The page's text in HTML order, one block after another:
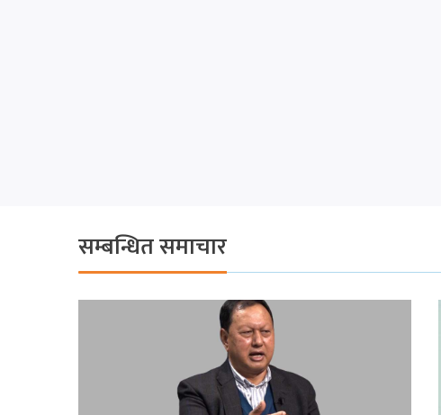
सम्बन्धित समाचार